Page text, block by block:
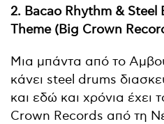
2. Bacao Rhythm &
Theme (Big Crown
Μια μπάντα από το
κάνει steel drums
και εδώ και χρόνια έχει
Crown Records από τη